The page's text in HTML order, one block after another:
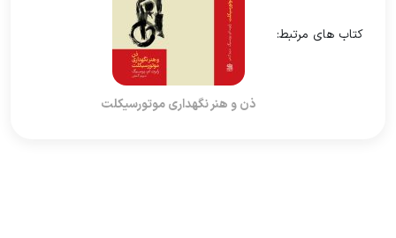
کتاب های مرتبط:
ذن و هنر نگهداری موتورسیکلت